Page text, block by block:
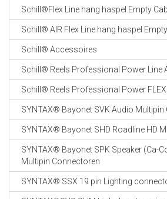
Schill®Flex Line hang haspel Empty
Schill® AIR Flex Line hang haspel
Schill® Accessoires
Schill® Reels Professional Power Line
Schill® Reels Professional Power
SYNTAX® Bayonet SVK Audio Multipin
SYNTAX® Bayonet SHD Roadline HD
SYNTAX® Bayonet SPK Speaker (Ca-
Multipin Connectoren
SYNTAX® SSX 19 pin Lighting